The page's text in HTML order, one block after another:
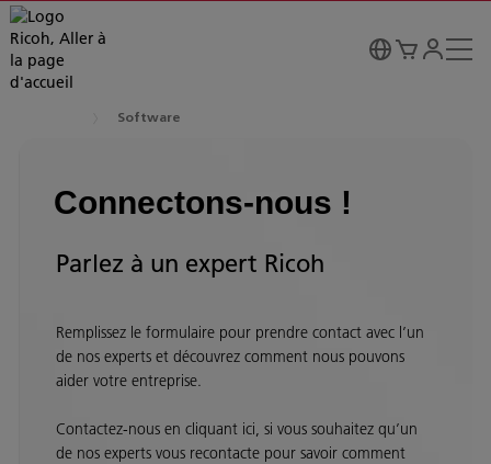
Software
Connectons-nous !
Parlez à un expert Ricoh
Remplissez le formulaire pour prendre contact avec l’un
de nos experts et découvrez comment nous pouvons
aider votre entreprise.
Contactez-nous en cliquant ici, si vous souhaitez qu’un
de nos experts vous recontacte pour savoir comment